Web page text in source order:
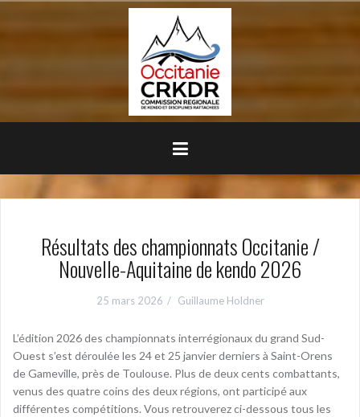
Résultats des championnats Occitanie /
Nouvelle-Aquitaine de kendo 2026
25 mars 2026 Guillaume Holdner
L’édition 2026 des championnats interrégionaux du grand Sud-
Ouest s’est déroulée les 24 et 25 janvier derniers à Saint-Orens
de Gameville, près de Toulouse. Plus de deux cents combattants,
venus des quatre coins des deux régions, ont participé aux
différentes compétitions. Vous retrouverez ci-dessous tous les